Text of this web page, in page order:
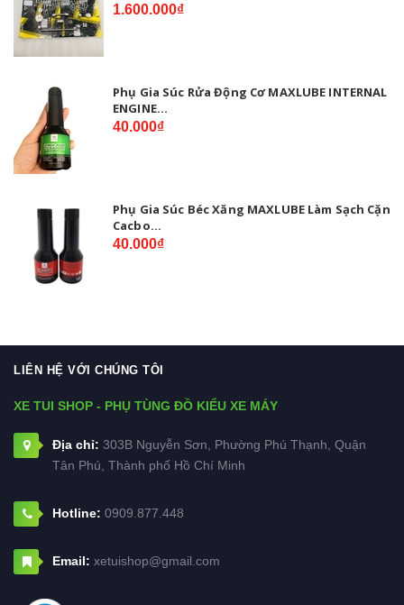
1.600.000₫
Phụ Gia Súc Rửa Động Cơ MAXLUBE INTERNAL
ENGINE...
40.000₫
Phụ Gia Súc Béc Xăng MAXLUBE Làm Sạch Cặn
Cacbo...
40.000₫
LIÊN HỆ VỚI CHÚNG TÔI
XE TUI SHOP - PHỤ TÙNG ĐỒ KIỂU XE MÁY
Địa chỉ: 303B Nguyễn Sơn, Phường Phú Thạnh, Quận
Tân Phú, Thành phố Hồ Chí Minh
Hotline: 0909.877.448
Email: xetuishop@gmail.com